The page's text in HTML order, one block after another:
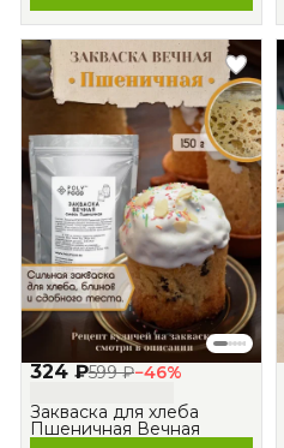
324 ₽599 ₽−46%
Закваска для хлеба
Пшеничная Вечная